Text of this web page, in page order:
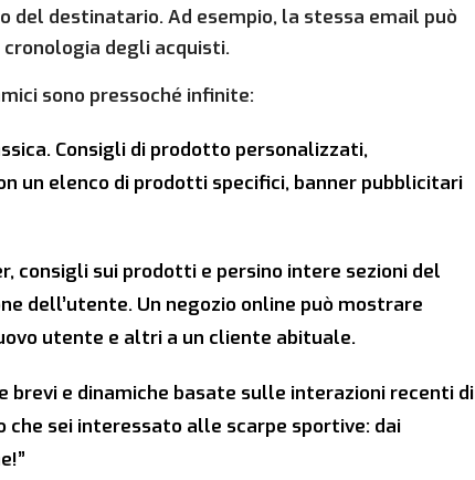
destinatario. Ad esempio, la stessa email può
degli acquisti.
sono pressoché infinite:
Consigli di prodotto personalizzati,
un elenco di prodotti specifici, banner pubblicitari
consigli sui prodotti e persino intere sezioni del
dell’utente. Un negozio online può mostrare
utente e altri a un cliente abituale.
brevi e dinamiche basate sulle interazioni recenti di
che sei interessato alle scarpe sportive: dai